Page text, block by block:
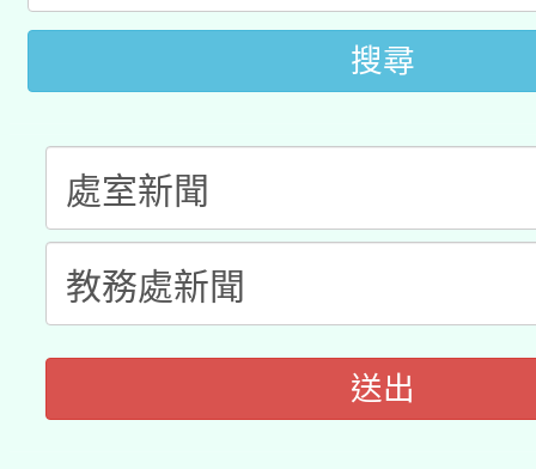
用水績優單位及節水達
動」
搜尋
送出